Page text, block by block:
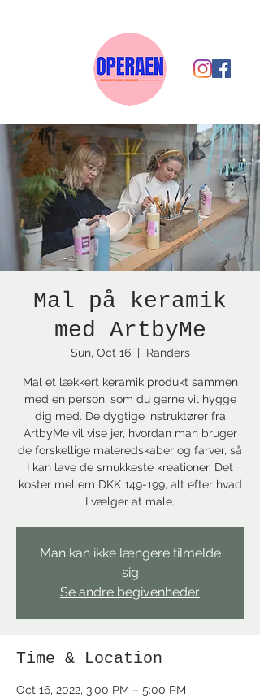
Mal på keramik
med ArtbyMe
Sun, Oct 16
  |
Randers
Mal et lækkert keramik produkt sammen
med en person, som du gerne vil hygge
dig med. De dygtige instruktører fra
ArtbyMe vil vise jer, hvordan man bruger
de forskellige maleredskaber og farver, så
I kan lave de smukkeste kreationer. Det
koster mellem DKK 149-199, alt efter hvad
I vælger at male.
Man kan ikke længere tilmelde
sig
Se andre begivenheder
Time & Location
Oct 16, 2022, 3:00 PM – 5:00 PM